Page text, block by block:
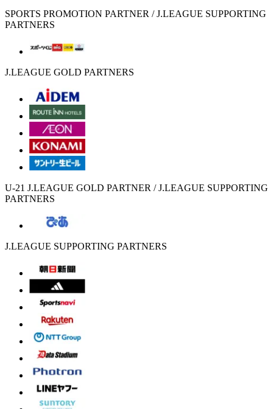
SPORTS PROMOTION PARTNER / J.LEAGUE SUPPORTING
PARTNERS
J.LEAGUE GOLD PARTNERS
U-21 J.LEAGUE GOLD PARTNER / J.LEAGUE SUPPORTING
PARTNERS
J.LEAGUE SUPPORTING PARTNERS